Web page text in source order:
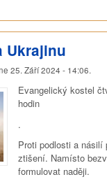
Ukrajinu
25. Září 2024 - 14:06.
Evangelický kostel
hodin
.
Proti podlosti a násilí
ztišení. Namísto
formulovat naději.